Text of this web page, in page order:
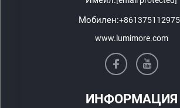
Мобилен:
www.lumimore.com
ИНФОРМАЦИЯ